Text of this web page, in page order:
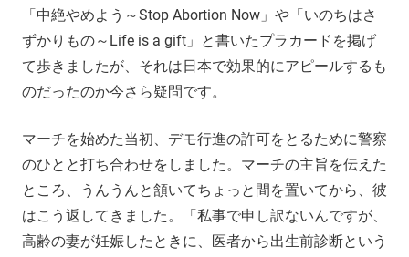
「中絶やめよう～Stop Abortion Now」や「いのちはさ
ずかりもの～Life is a gift」と書いたプラカードを掲げ
て歩きましたが、それは日本で効果的にアピールするも
のだったのか今さら疑問です。
マーチを始めた当初、デモ行進の許可をとるために警察
のひとと打ち合わせをしました。マーチの主旨を伝えた
ところ、うんうんと頷いてちょっと間を置いてから、彼
はこう返してきました。「私事で申し訳ないんですが、
高齢の妻が妊娠したときに、医者から出生前診断という